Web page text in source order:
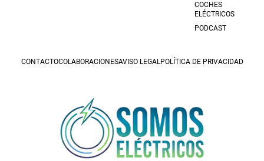
COCHES
ELÉCTRICOS
PODCAST
CONTACTOCOLABORACIONESAVISO LEGALPOLÍTICA DE PRIVACIDAD